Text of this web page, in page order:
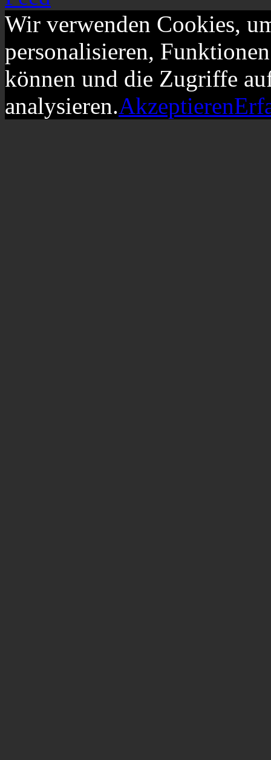
Wir verwenden Cookies,
personalisieren,
können und die Zugriffe
analysieren.Akzeptieren